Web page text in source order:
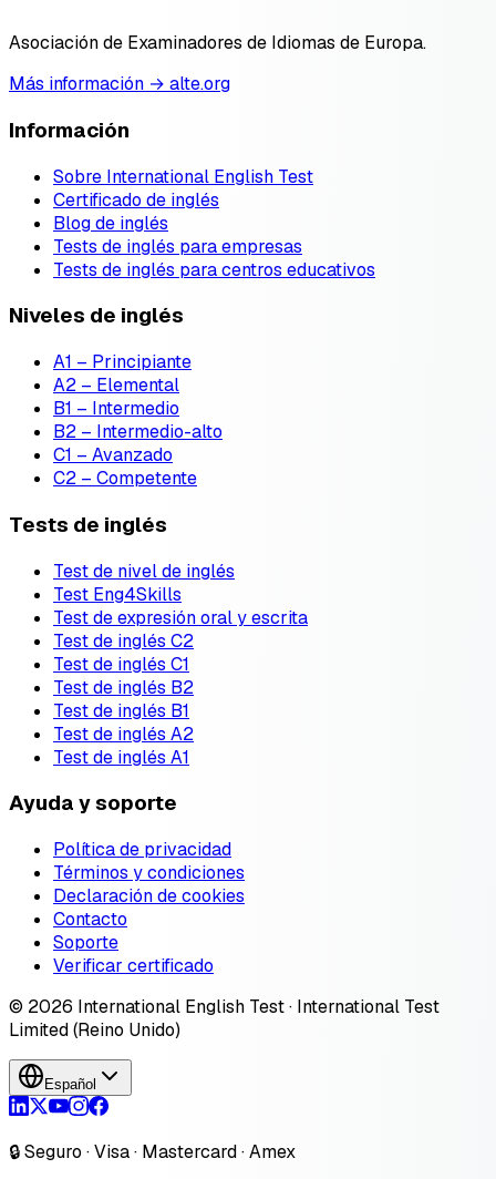
Asociación de Examinadores de Idiomas de Europa.
Más información → alte.org
Información
Sobre International English Test
Certificado de inglés
Blog de inglés
Tests de inglés para empresas
Tests de inglés para centros educativos
Niveles de inglés
A1 – Principiante
A2 – Elemental
B1 – Intermedio
B2 – Intermedio-alto
C1 – Avanzado
C2 – Competente
Tests de inglés
Test de nivel de inglés
Test Eng4Skills
Test de expresión oral y escrita
Test de inglés C2
Test de inglés C1
Test de inglés B2
Test de inglés B1
Test de inglés A2
Test de inglés A1
Ayuda y soporte
Política de privacidad
Términos y condiciones
Declaración de cookies
Contacto
Soporte
Verificar certificado
© 2026 International English Test · International Test
Limited (Reino Unido)
Español
🔒 Seguro · Visa · Mastercard · Amex